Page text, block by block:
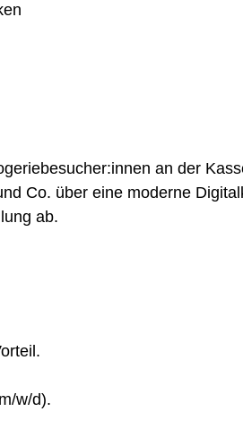
an der
Co. über eine moderne
ab.
w/d).